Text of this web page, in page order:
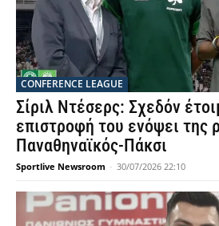
CONFERENCE LEAGUE
Σίριλ Ντέσερς: Σχεδόν
επιστροφή του ενόψει της
Παναθηναϊκός-Πάκσι
Sportlive Newsroom - 30/07/2026 22:10